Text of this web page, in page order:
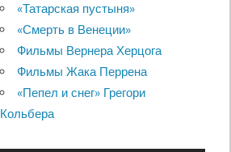
«Татарская пустыня»
«Смерть в Венеции»
Фильмы Вернера Херцога
Фильмы Жака Перрена
«Пепел и снег» Грегори
Кольбера